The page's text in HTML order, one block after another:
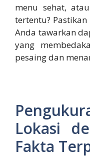
menu sehat,
tertentu?
Anda tawarkan
yang
pesaing dan
Lokasi
Fakta